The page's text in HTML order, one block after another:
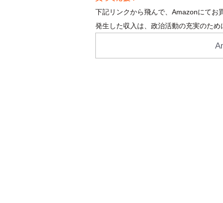
下記リンクから飛んで、Amazonにてお
発生した収入は、政治活動の充実のため